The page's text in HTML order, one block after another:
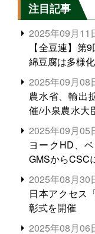
注目記事
2025年09月11
【全豆連】第
綿豆腐は多様
2025年09月08
農水省、輸出
催/小泉農水大
る。米増産に
2025年09月05
ヨークHD、
GMSからCSC
2025年08月30
日本アクセス
彰式を開催
2025年08月06